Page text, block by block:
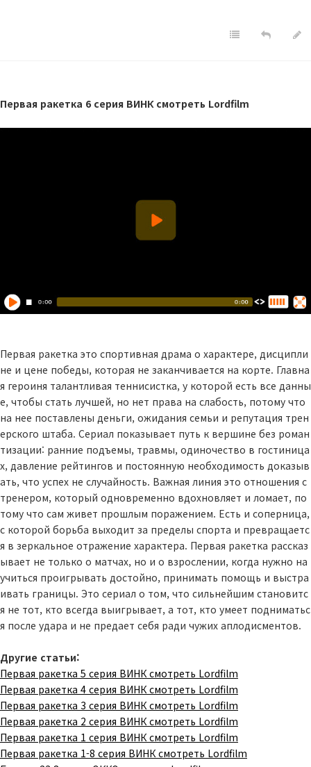
Первая ракетка 6 серия ВИНК смотреть Lordfilm
Первая ракетка это спортивная драма о характере, дисципли
не и цене победы, которая не заканчивается на корте. Главна
я героиня талантливая теннисистка, у которой есть все данны
е, чтобы стать лучшей, но нет права на слабость, потому что
на нее поставлены деньги, ожидания семьи и репутация трен
ерского штаба. Сериал показывает путь к вершине без роман
тизации: ранние подъемы, травмы, одиночество в гостиница
х, давление рейтингов и постоянную необходимость доказыв
ать, что успех не случайность. Важная линия это отношения с
тренером, который одновременно вдохновляет и ломает, по
тому что сам живет прошлым поражением. Есть и соперница,
с которой борьба выходит за пределы спорта и превращаетс
я в зеркальное отражение характера. Первая ракетка рассказ
ывает не только о матчах, но и о взрослении, когда нужно на
учиться проигрывать достойно, принимать помощь и выстра
ивать границы. Это сериал о том, что сильнейшим становитс
я не тот, кто всегда выигрывает, а тот, кто умеет подниматьс
я после удара и не предает себя ради чужих аплодисментов.
Другие статьи:
Первая ракетка 5 серия ВИНК смотреть Lordfilm
Первая ракетка 4 серия ВИНК смотреть Lordfilm
Первая ракетка 3 серия ВИНК смотреть Lordfilm
Первая ракетка 2 серия ВИНК смотреть Lordfilm
Первая ракетка 1 серия ВИНК смотреть Lordfilm
Первая ракетка 1-8 серия ВИНК смотреть Lordfilm